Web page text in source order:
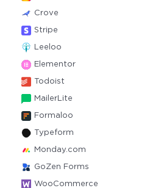
Crove
Stripe
Leeloo
Elementor
Todoist
MailerLite
Formaloo
Typeform
Monday.com
GoZen Forms
WooCommerce